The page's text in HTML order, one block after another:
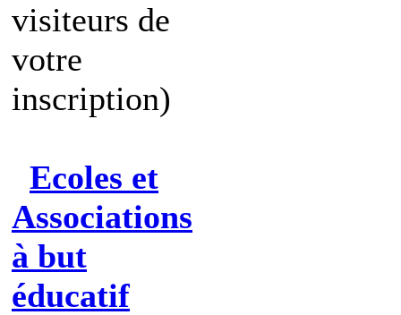
visiteurs de
votre
inscription)
Ecoles et
Associations
à but
éducatif